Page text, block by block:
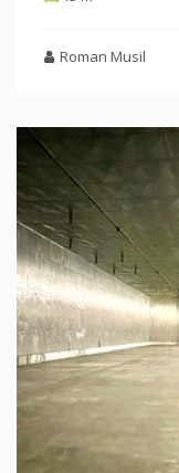
Roman Musil